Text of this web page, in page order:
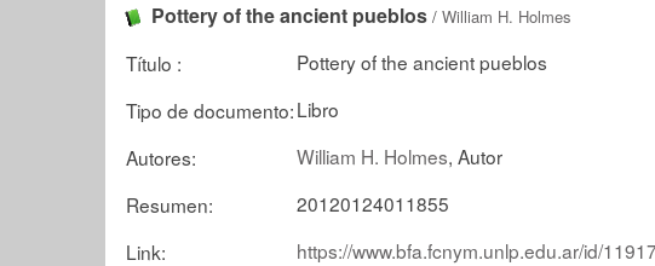
Pottery of the ancient pueblos / William H. Holmes
Título :
Pottery of the ancient pueblos
Tipo de documento:Libro
Autores:
William H. Holmes, Autor
Resumen:
20120124011855
Link:
https://www.bfa.fcnym.unlp.edu.ar/id/11917